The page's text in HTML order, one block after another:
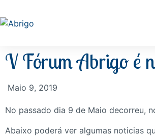
V Fórum Abrigo é
Maio 9, 2019
No passado dia 9 de Maio decorreu,
Abaixo poderá ver algumas noticias